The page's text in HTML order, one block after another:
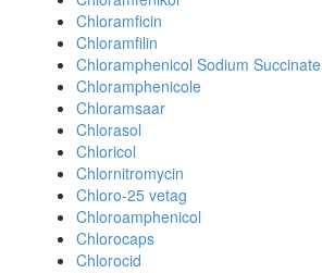
Chloramficin
Chloramfilin
Chloramphenicol Sodium Succinate
Chloramphenicole
Chloramsaar
Chlorasol
Chloricol
Chlornitromycin
Chloro-25 vetag
Chloroamphenicol
Chlorocaps
Chlorocid